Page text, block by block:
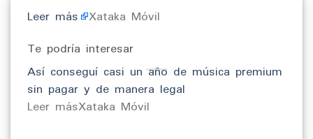
Leer más Xataka Móvil
Te podría interesar
Así conseguí casi un año de música premium
sin pagar y de manera legal
​Leer másXataka Móvil